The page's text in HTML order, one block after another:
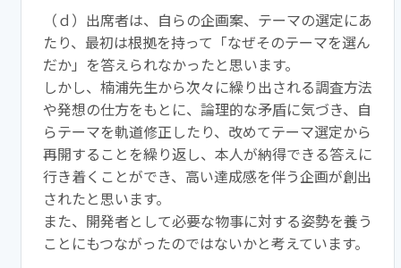
（ｄ）出席者は、自らの企画案、テーマの選定にあ
たり、最初は根拠を持って「なぜそのテーマを選ん
だか」を答えられなかったと思います。
しかし、楠浦先生から次々に繰り出される調査方法
や発想の仕方をもとに、論理的な矛盾に気づき、自
らテーマを軌道修正したり、改めてテーマ選定から
再開することを繰り返し、本人が納得できる答えに
行き着くことができ、高い達成感を伴う企画が創出
されたと思います。
また、開発者として必要な物事に対する姿勢を養う
ことにもつながったのではないかと考えています。